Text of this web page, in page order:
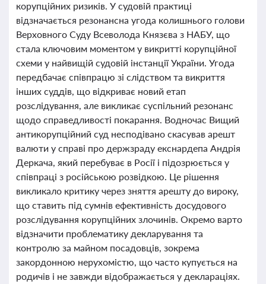
корупційних ризиків. У судовій практиці
відзначається резонансна угода колишнього голови
Верховного Суду Всеволода Князєва з НАБУ, що
стала ключовим моментом у викритті корупційної
схеми у найвищій судовій інстанції України. Угода
передбачає співпрацю зі слідством та викриття
інших суддів, що відкриває новий етап
розслідування, але викликає суспільний резонанс
щодо справедливості покарання. Водночас Вищий
антикорупційний суд несподівано скасував арешт
валюти у справі про держзраду екснардепа Андрія
Деркача, який перебуває в Росії і підозрюється у
співпраці з російською розвідкою. Це рішення
викликало критику через зняття арешту до вироку,
що ставить під сумнів ефективність досудового
розслідування корупційних злочинів. Окремо варто
відзначити проблематику декларування та
контролю за майном посадовців, зокрема
закордонною нерухомістю, що часто купується на
родичів і не завжди відображається у деклараціях.